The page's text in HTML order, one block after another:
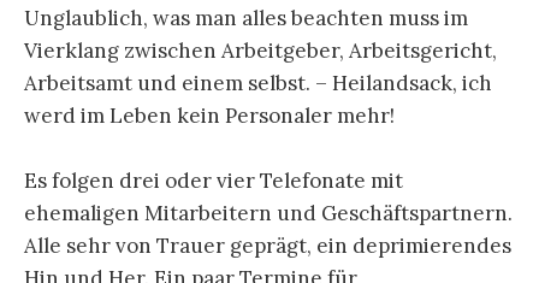
Unglaublich, was man alles beachten muss im
Vierklang zwischen Arbeitgeber, Arbeitsgericht,
Arbeitsamt und einem selbst. – Heilandsack, ich
werd im Leben kein Personaler mehr!
Es folgen drei oder vier Telefonate mit
ehemaligen Mitarbeitern und Geschäftspartnern.
Alle sehr von Trauer geprägt, ein deprimierendes